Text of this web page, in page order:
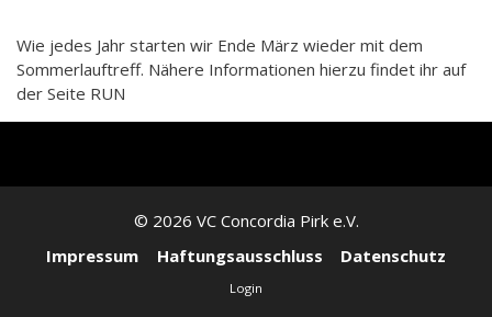
Wie jedes Jahr starten wir Ende März wieder mit dem
Sommerlauftreff. Nähere Informationen hierzu findet ihr auf
der Seite RUN
© 2026 VC Concordia Pirk e.V.
Impressum
Haftungsausschluss Datenschutz
Login